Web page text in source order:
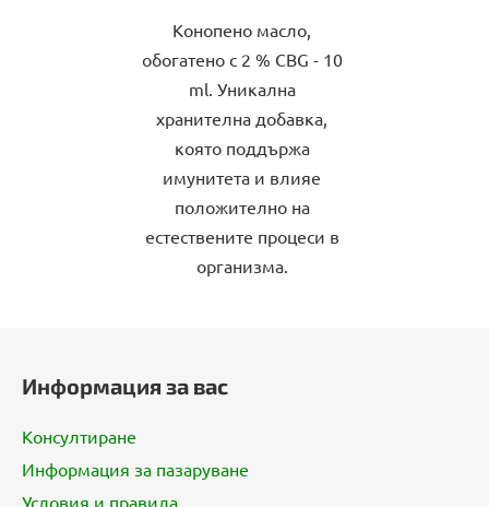
5
звезди.
Конопено масло,
обогатено с 2 % CBG - 10
ml. Уникална
хранителна добавка,
която поддържа
имунитета и влияе
положително на
естествените процеси в
организма.
Информация за вас
Консултиране
Информация за пазаруване
Условия и правила